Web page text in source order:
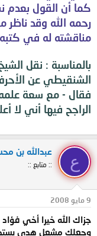
كما أن القول بعدم
رحمه الله وقد
مناقشته له في
بالمناسبة : نقل
الشنقيطي عن
فقال - مع سعة
الراجح فيها أني لا
ع
عبدالله بن
:: متابع ::
9 مايو 2008
جزاك الله خيرا أخي
وجعلك مشعل هدى